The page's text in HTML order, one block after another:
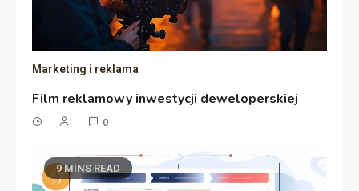
Marketing i reklama
Film reklamowy inwestycji deweloperskiej
0
9 MINS READ